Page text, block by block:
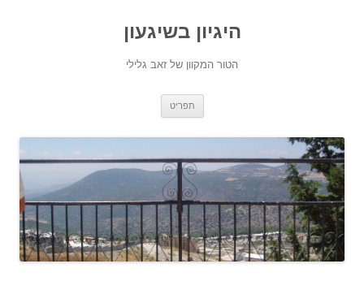
היגיון בשיגעון
הטור המקוון של זאב גלילי
תפריט